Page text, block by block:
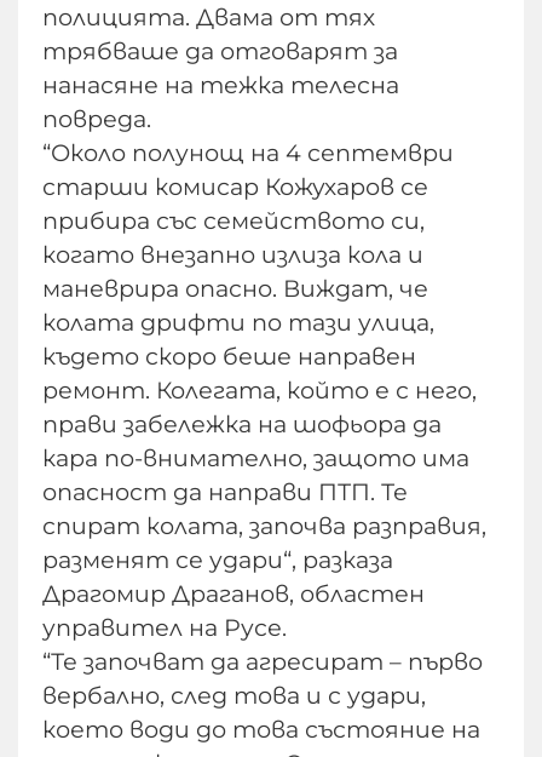
полицията. Двама от тях
трябваше да отговарят за
нанасяне на тежка телесна
повреда.
“Около полунощ на 4 септември
старши комисар Кожухаров се
прибира със семейството си,
когато внезапно излиза кола и
маневрира опасно. Виждат, че
колата дрифти по тази улица,
където скоро беше направен
ремонт. Колегата, който е с него,
прави забележка на шофьора да
кара по-внимателно, защото има
опасност да направи ПТП. Те
спират колата, започва разправия,
разменят се удари“, разказа
Драгомир Драганов, областен
управител на Русе.
“Те започват да агресират – първо
вербално, след това и с удари,
което води до това състояние на